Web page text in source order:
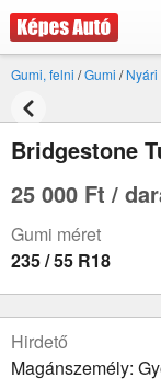
Gumi, felni /Gumi /Nyári
Bridgestone
25 000 Ft /
Gumi méret
235 / 55 R18
Hirdető
Magánszemély: